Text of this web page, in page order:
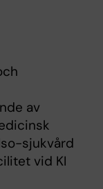
av
sjukvård
vid KI